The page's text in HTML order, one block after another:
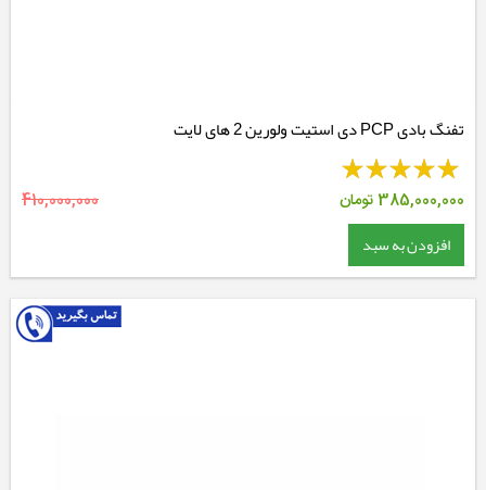
تفنگ بادی PCP دی استیت ولورین 2 های لایت
385,000,000تومان 410,000,000
افزودن به سبد